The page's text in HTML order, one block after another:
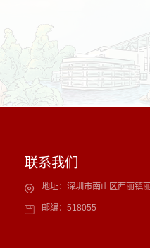
联系我们
地址：深圳市南山区西丽镇
邮编：518055